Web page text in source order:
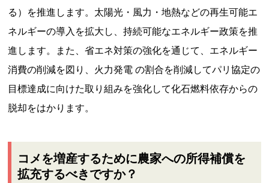
る）を推進します。太陽光・風力・地熱などの再生可能エ
ネルギーの導入を拡大し、持続可能なエネルギー政策を推
進します。また、省エネ対策の強化を通じて、エネルギー
消費の削減を図り、火力発電 の割合を削減してパリ協定の
目標達成に向けた取り組みを強化して化石燃料依存からの
脱却をはかります。
コメを増産するために農家への所得補償を
拡充するべきですか？